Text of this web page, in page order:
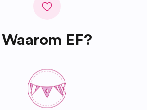
Waarom EF?